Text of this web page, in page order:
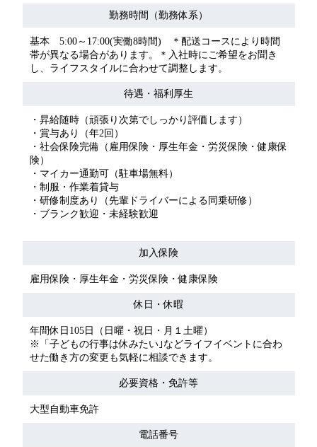
勤務時間（勤務体系）
基本 5:00～17:00(実働8時間) ＊配送コースにより時間
帯が異なる場合があります。＊入社時にご希望をお聞き
し、ライフスタイルに合わせて調整します。
待遇・福利厚生
・昇給随時（頑張り次第でしっかり評価します）
・賞与あり（年2回）
・社会保険完備（雇用保険・厚生年金・労災保険・健康保
険）
・マイカー通勤可（駐車場無料）
・制服・作業着貸与
・研修制度あり（先輩ドライバーによる同乗研修）
・ブランク歓迎・未経験歓迎
加入保険
雇用保険・厚生年金・労災保険・健康保険
休日・休暇
年間休日105日（日曜・祝日・月１土曜）
※「子どもの行事は休みたい｣などライフイベントに合わ
せた働き方の変更も気軽に相談できます。
必要資格・免許等
大型自動車免許
電話番号